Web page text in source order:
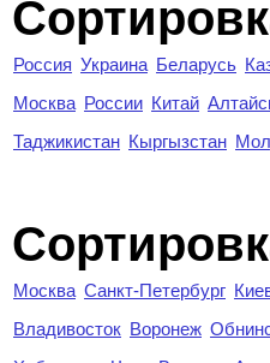
Россия Украина Беларусь
Москва России Китай
Таджикистан Кыргызстан
Москва Санкт-Петербург
Владивосток Воронеж